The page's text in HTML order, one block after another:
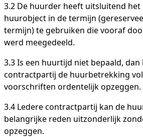
3.2 De huurder heeft uitsluitend
huurobject in de termijn
termijn) te gebruiken die vooraf
werd meegedeeld.
3.3 Is een huurtijd niet bepaald, dan
contractpartij de huurbetrekking
voorschriften ordentelijk opzeggen.
3.4 Ledere contractpartij kan de
belangrijke reden uitzonderlijk
opzeggen.